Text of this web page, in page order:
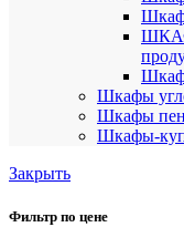
Шкафы
Шкафы
Шкафы-
Закрыть
Фильтр по цене